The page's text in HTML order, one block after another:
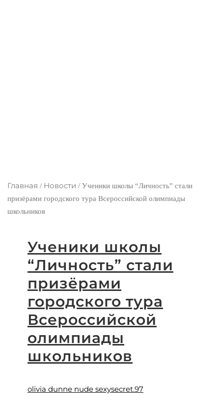
Главная / Новости / Ученики школы “Личность” стали
призёрами городского тура Всероссийской олимпиады
школьников
Ученики школы
“Личность” стали
призёрами
городского тура
Всероссийской
олимпиады
школьников
olivia dunne nude sexysecret.97